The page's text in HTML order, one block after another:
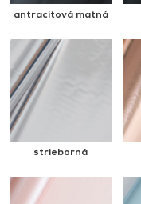
antracitová matná
strieborná